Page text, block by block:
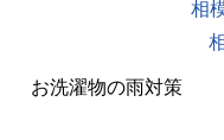
相
お洗濯物の雨対策